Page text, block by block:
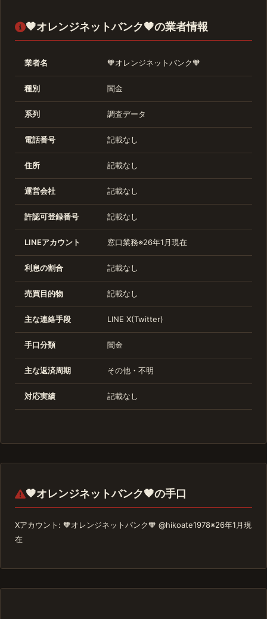
🧡オレンジネットバンク🧡の業者情報
業者名 🧡オレンジネットバンク🧡
種別 闇金
系列 調査データ
電話番号 記載なし
住所 記載なし
運営会社 記載なし
許認可登録番号 記載なし
LINEアカウント 窓口業務※26年1月現在
利息の割合 記載なし
売買目的物 記載なし
主な連絡手段 LINE X(Twitter)
手口分類 闇金
主な返済周期 その他・不明
対応実績 記載なし
🧡オレンジネットバンク🧡の手口
Xアカウント: 🧡オレンジネットバンク🧡 @hikoate1978※26年1月現
在